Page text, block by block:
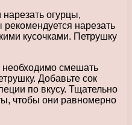
огурцы,
нарезать
кусочками. Петрушку
необходимо смешать
Добавьте сок
по вкусу. Тщательно
чтобы они равномерно